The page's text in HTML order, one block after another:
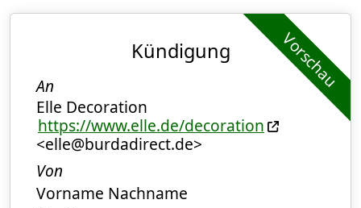
Vorschau
Kündigung
An
Elle Decoration
https://www.elle.de/decoration
<elle@burdadirect.de>
Von
Vorname Nachname